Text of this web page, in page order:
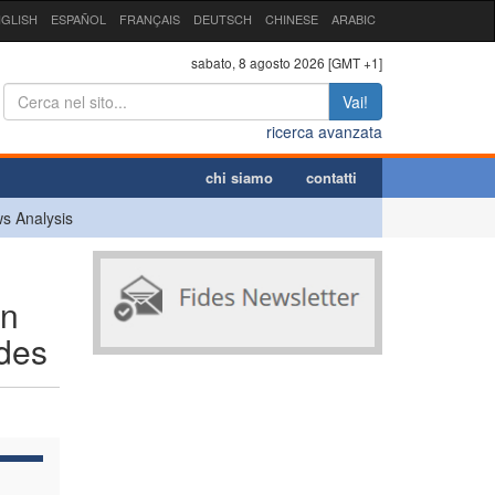
ESPAÑOL FRANÇAIS DEUTSCH CHINESE ARABIC
sabato, 8 agosto 2026 [GMT +1]
Vai!
ricerca avanzata
chi siamo contatti
Analysis